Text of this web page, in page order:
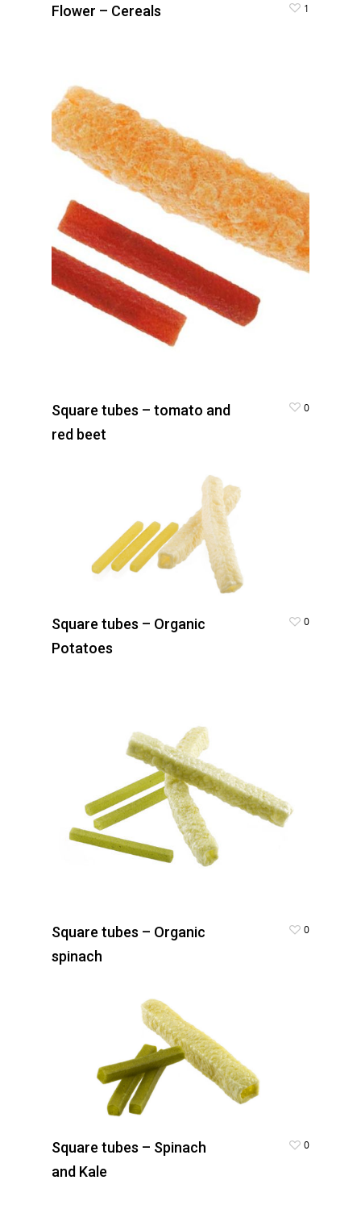
Flower – Cereals 1
Square tubes – tomato and
red beet
0
Square tubes – Organic
Potatoes
0
Square tubes – Organic
spinach
0
Square tubes – Spinach
and Kale
0